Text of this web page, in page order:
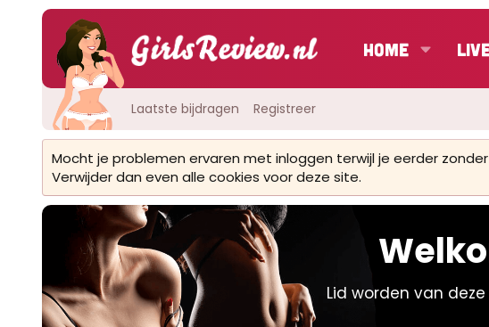
Home
Laatste bijdragen Registreer
Mocht je problemen ervaren met inloggen terwijl je eerder
Verwijder dan even alle cookies voor deze site.
Lid worden van